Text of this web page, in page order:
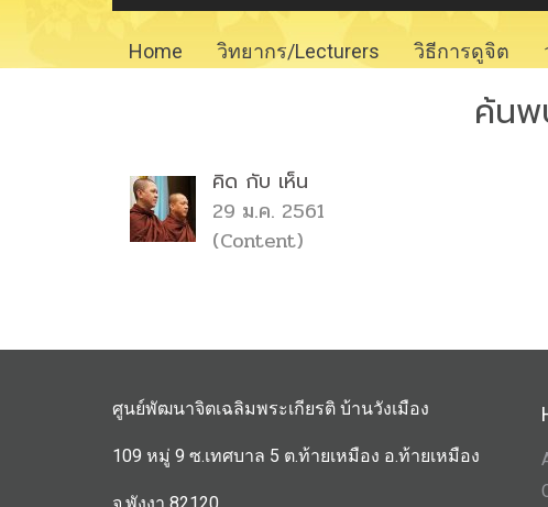
Home วิทยากร/Lecturers วิธีการดูจิต
ค้นพ
คิด กับ เห็น
29 ม.ค. 2561
(Content)
ศูนย์พัฒนาจิตเฉลิมพระเกียรติ บ้านวังเมือง
109 หมู่ 9 ซ.เทศบาล 5 ต.ท้ายเหมือง อ.ท้ายเหมือง
จ.พังงา 82120